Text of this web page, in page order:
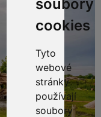
soubory
cookies
Tyto
webové
stránky
používají
soubory